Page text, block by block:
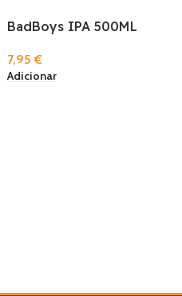
BadBoys IPA 500ML
7,95€
Adicionar